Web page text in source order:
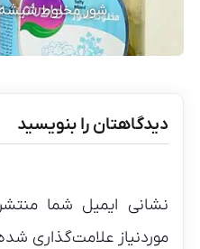
شور مخلوط
دیدگاهتان را بنویسید
نشانی ایمیل شما
موردنیاز علامت‌گذاری